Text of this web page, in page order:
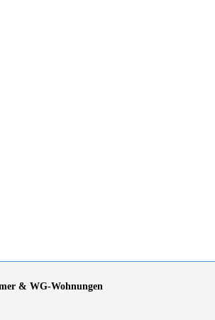
& WG-Wohnungen